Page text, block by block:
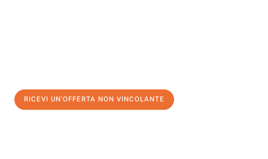
RICEVI UN'OFFERTA NON VINCOLANTE